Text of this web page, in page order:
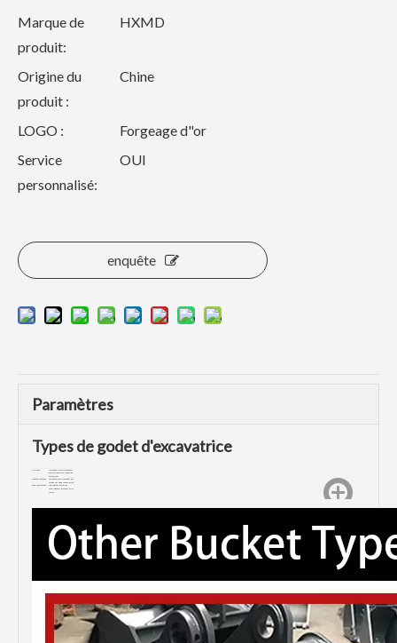
Marque de
produit:
HXMD
Origine du
produit :
Chine
LOGO :
Forgeage d"or
Service
personnalisé:
OUI
enquête
Paramètres
Types de godet d'excavatrice
de travail légers avec de petites
Godet de tranchée
Utilisé pour l'environnement des
Seau de nettoyage
Appliqué aux travaux de